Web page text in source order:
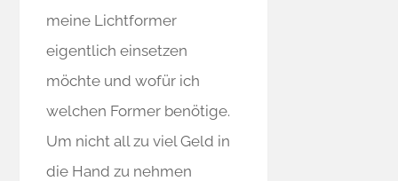
meine Lichtformer
eigentlich einsetzen
möchte und wofür ich
welchen Former benötige.
Um nicht all zu viel Geld in
die Hand zu nehmen